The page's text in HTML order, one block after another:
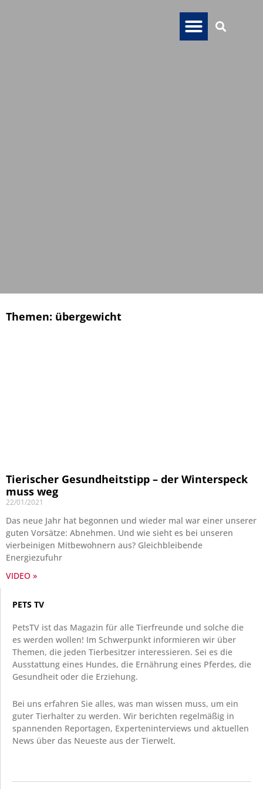
Themen: übergewicht
Tierischer Gesundheitstipp – der Winterspeck
muss weg
22/01/2021
Das neue Jahr hat begonnen und wieder mal war einer unserer
guten Vorsätze: Abnehmen. Und wie sieht es bei unseren
vierbeinigen Mitbewohnern aus? Gleichbleibende
Energiezufuhr
VIDEO »
PETS TV
PetsTV ist das Magazin für alle Tierfreunde und solche die
es werden wollen! Im Schwerpunkt informieren wir über
Themen, die jeden Tierbesitzer interessieren. Sei es die
Ausstattung eines Hundes, die Ernährung eines Pferdes, die
Gesundheit oder die Erziehung.
Bei uns erfahren Sie alles, was man wissen muss, um ein
guter Tierhalter zu werden. Wir berichten regelmäßig in
spannenden Reportagen, Experteninterviews und aktuellen
News über das Neueste aus der Tierwelt.